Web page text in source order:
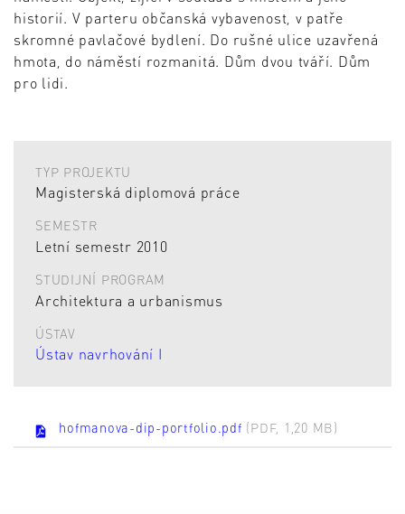
historií. V parteru občanská vybavenost, v patře
skromné pavlačové bydlení. Do rušné ulice uzavřená
hmota, do náměstí rozmanitá. Dům dvou tváří. Dům
pro lidi.
TYP PROJEKTU
Magisterská diplomová práce
SEMESTR
Letní semestr 2010
STUDIJNÍ PROGRAM
Architektura a urbanismus
ÚSTAV
Ústav navrhování I
hofmanova-dip-portfolio.pdf (PDF, 1,20 MB)